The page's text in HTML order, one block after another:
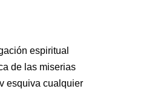
espiritual
de las miserias
esquiva cualquier